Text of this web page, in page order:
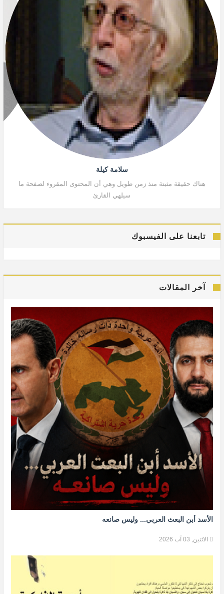
سلامة كيلة
هناك حقيقة مثبتة منذ زمن طويل وهي أن المحتوى المقروء لصفحة ما
سيلهي القارئ
تابعنا على الفيسبوك
آخر المقالات
الأسد أبن البعث العربي... وليس صانعه
الاثنين, 03 آب 2026